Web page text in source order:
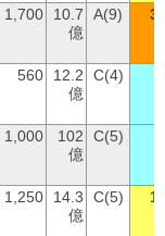
1,700
10.7
億
A(9)
560
12.2
億
C(4)
1,000
102
億
C(5)
1,250
14.3
億
C(5)